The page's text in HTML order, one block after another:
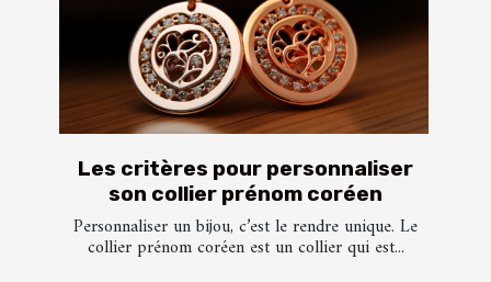
Les critères pour personnaliser
son collier prénom coréen
Personnaliser un bijou, c’est le rendre unique. Le
collier prénom coréen est un collier qui est...